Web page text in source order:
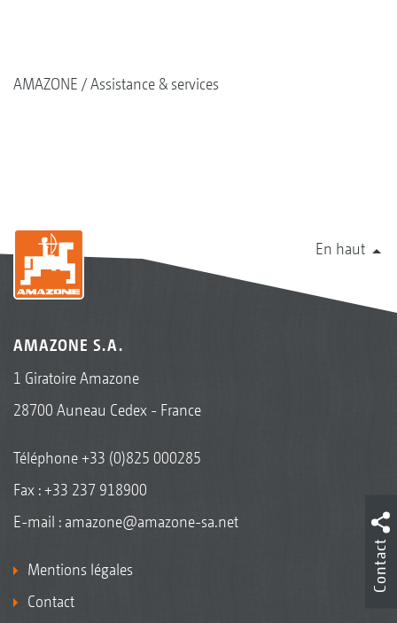
AMAZONE Assistance & services
En haut
AMAZONE S.A.
1 Giratoire Amazone
28700 Auneau Cedex - France
Téléphone+33 (0)825 000285
Fax : +33 237 918900
E-mail : amazone@amazone-sa.net
Mentions légales
Contact
Contact